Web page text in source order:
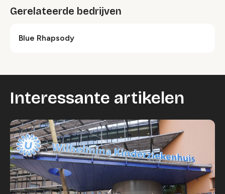
Gerelateerde bedrijven
Blue Rhapsody
Interessante artikelen